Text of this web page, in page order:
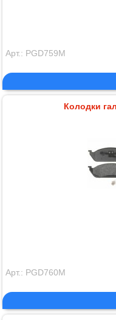
Арт.: PGD759M
Колодки
Арт.: PGD760M